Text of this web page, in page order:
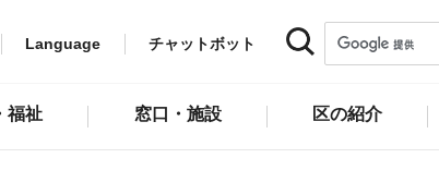
Language チャットボット
福祉 窓口・施設 区の紹介